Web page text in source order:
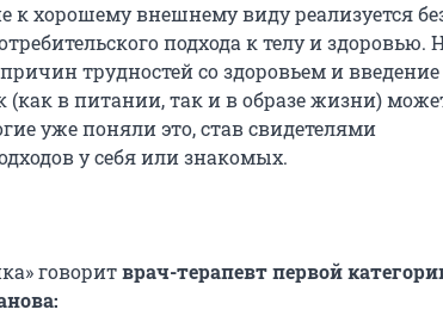
к хорошему внешнему виду реализуется
подхода к телу и здоровью.
трудностей со здоровьем и
в питании, так и в образе жизни)
уже поняли это, став свидетелями
у себя или знакомых.
говоритврач-терапевт первой